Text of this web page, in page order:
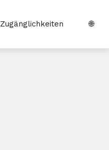
Zugänglichkeiten 🌐